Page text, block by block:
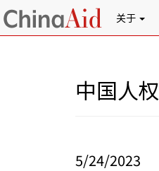
关于
中国人
5/24/2023